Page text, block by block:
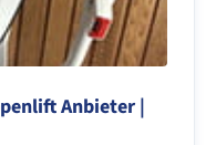
Anbieter |